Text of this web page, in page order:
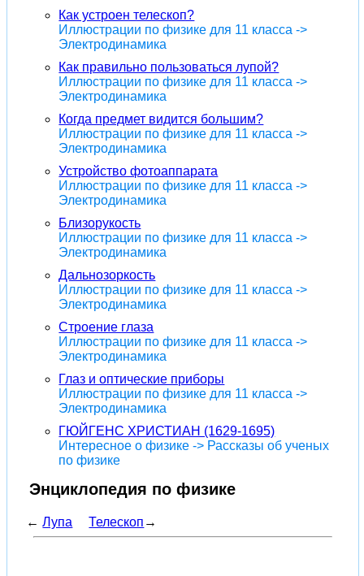
Как устроен телескоп?
Иллюстрации по физике для 11 класса ->
Электродинамика
Как правильно пользоваться лупой?
Иллюстрации по физике для 11 класса ->
Электродинамика
Когда предмет видится большим?
Иллюстрации по физике для 11 класса ->
Электродинамика
Устройство фотоаппарата
Иллюстрации по физике для 11 класса ->
Электродинамика
Близорукость
Иллюстрации по физике для 11 класса ->
Электродинамика
Дальнозоркость
Иллюстрации по физике для 11 класса ->
Электродинамика
Строение глаза
Иллюстрации по физике для 11 класса ->
Электродинамика
Глаз и оптические приборы
Иллюстрации по физике для 11 класса ->
Электродинамика
ГЮЙГЕНС ХРИСТИАН (1629-1695)
Интересное о физике -> Рассказы об ученых
по физике
Энциклопедия по физике
←Лупа Телескоп →